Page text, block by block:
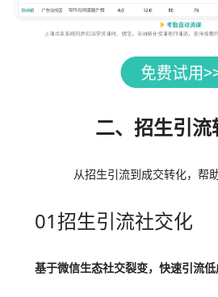
二、招生引流
从招生引流到成交转化，帮
01招生引流社交化
基于微信生态社交裂变，快速引流